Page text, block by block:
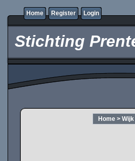
Home Register Login
Stichting
Home > Wijk